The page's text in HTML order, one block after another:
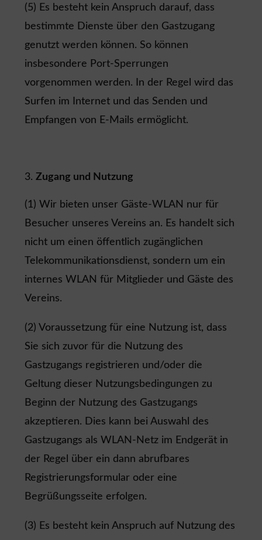
(5) Es besteht kein Anspruch darauf, dass
bestimmte Dienste über den Gastzugang
genutzt werden können. So können
insbesondere Port-Sperrungen
vorgenommen werden. In der Regel wird das
Surfen im Internet und das Senden und
Empfangen von E-Mails ermöglicht.
Zugang und Nutzung
(1) Wir bieten unser Gäste-WLAN nur für
Besucher unseres Vereins an. Es handelt sich
nicht um einen öffentlich zugänglichen
Telekommunikationsdienst, sondern um ein
internes WLAN für Mitglieder und Gäste des
Vereins.
(2) Voraussetzung für eine Nutzung ist, dass
Sie sich zuvor für die Nutzung des
Gastzugangs registrieren und/oder die
Geltung dieser Nutzungsbedingungen zu
Beginn der Nutzung des Gastzugangs
akzeptieren. Dies kann bei Auswahl des
Gastzugangs als WLAN-Netz im Endgerät in
der Regel über ein dann abrufbares
Registrierungsformular oder eine
Begrüßungsseite erfolgen.
(3) Es besteht kein Anspruch auf Nutzung des